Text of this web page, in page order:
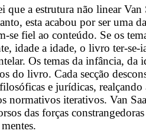
que a estrutura não linear
esta acabou por ser uma
se fiel ao conteúdo. Se os
idade a idade, o livro ter-se-
Os temas da infância, da
do livro. Cada secção
e jurídicas,
normativos iterativos. Van
das forças